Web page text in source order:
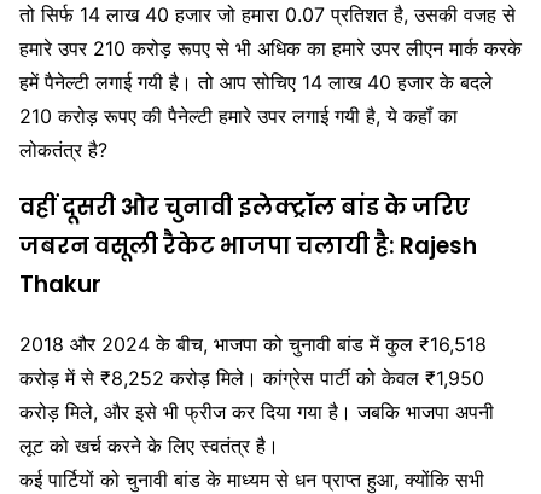
तो सिर्फ 14 लाख 40 हजार जो हमारा 0.07 प्रतिशत है, उसकी वजह से
हमारे उपर 210 करोड़ रूपए से भी अधिक का हमारे उपर लीएन मार्क करके
हमें पैनेल्टी लगाई गयी है। तो आप सोचिए 14 लाख 40 हजार के बदले
210 करोड़ रूपए की पैनेल्टी हमारे उपर लगाई गयी है, ये कहॉं का
लोकतंत्र है?
वहीं दूसरी ओर चुनावी इलेक्ट्रॉल बांड के जरिए
जबरन वसूली रैकेट भाजपा चलायी है: Rajesh
Thakur
2018 और 2024 के बीच, भाजपा को चुनावी बांड में कुल ₹16,518
करोड़ में से ₹8,252 करोड़ मिले। कांग्रेस पार्टी को केवल ₹1,950
करोड़ मिले, और इसे भी फ्रीज कर दिया गया है। जबकि भाजपा अपनी
लूट को खर्च करने के लिए स्वतंत्र है।
कई पार्टियों को चुनावी बांड के माध्यम से धन प्राप्त हुआ, क्योंकि सभी